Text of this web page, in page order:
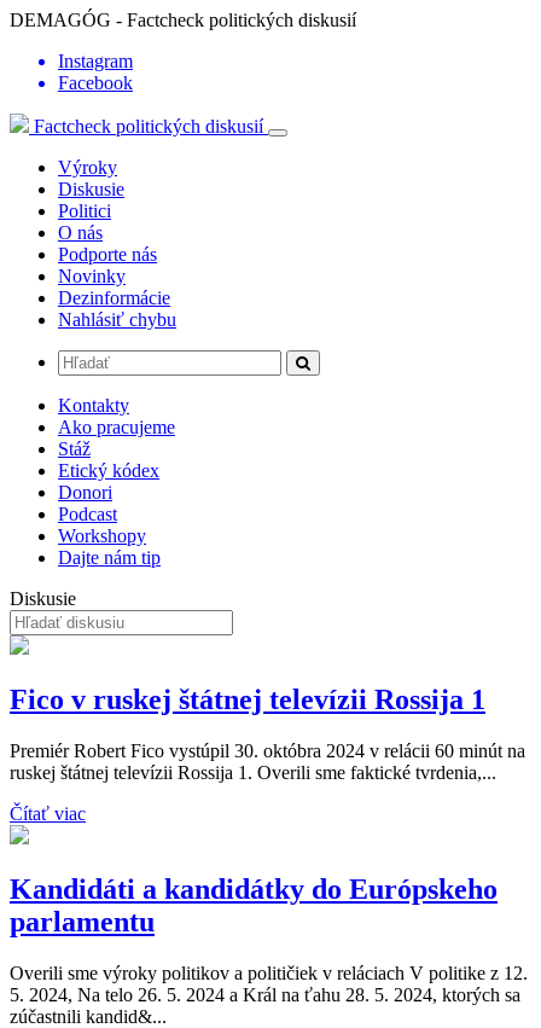
DEMAGÓG - Factcheck politických diskusií
Instagram
Facebook
Factcheck politických diskusií
Výroky
Diskusie
Politici
O nás
Podporte nás
Novinky
Dezinformácie
Nahlásiť chybu
Kontakty
Ako pracujeme
Stáž
Etický kódex
Donori
Podcast
Workshopy
Dajte nám tip
Diskusie
Fico v ruskej štátnej televízii Rossija 1
Premiér Robert Fico vystúpil 30. októbra 2024 v relácii 60 minút na
ruskej štátnej televízii Rossija 1. Overili sme faktické tvrdenia,...
Čítať viac
Kandidáti a kandidátky do Európskeho
parlamentu
Overili sme výroky politikov a političiek v reláciach V politike z 12.
5. 2024, Na telo 26. 5. 2024 a Král na ťahu 28. 5. 2024, ktorých sa
zúčastnili kandid&...